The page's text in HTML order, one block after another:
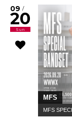
09 /
20
Sun
MFS
MFS